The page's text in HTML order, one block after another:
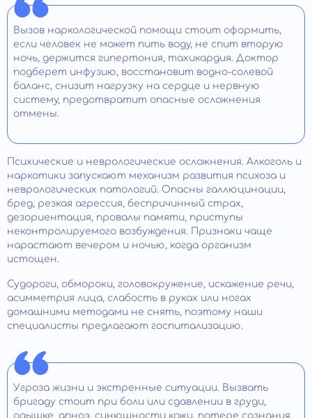
Вызов наркологической помощи стоит оформить,
если человек не может пить воду, не спит вторую
ночь, держится гипертония, тахикардия. Доктор
подберет инфузию, восстановит водно-солевой
баланс, снизит нагрузку на сердце и нервную
систему, предотвратит опасные осложнения
отмены.
Психические и неврологические осложнения. Алкоголь и
наркотики запускают механизм развития психоза и
неврологических патологий. Опасны галлюцинации,
бред, резкая агрессия, беспричинный страх,
дезориентация, провалы памяти, приступы
неконтролируемого возбуждения. Признаки чаще
нарастают вечером и ночью, когда организм
истощен.
Судороги, обмороки, головокружение, искажение речи,
асимметрия лица, слабость в руках или ногах
домашними методами не снять, поэтому наши
специалисты предлагают госпитализацию.
Угроза жизни и экстренные ситуации. Вызвать
бригаду стоит при боли или сдавлении в груди,
одышке, апноэ, синюшности кожи, потере сознания,